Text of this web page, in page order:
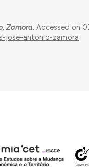
Zamora. Accessed on
jose-antonio-zamora